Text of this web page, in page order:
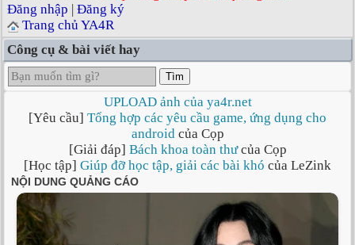
Đăng nhập | Đăng ký
Trang chủ YA4R
Công cụ & bài viết hay
Tìm
UPLOAD ảnh của ya4r.net
[Yêu cầu] Tổng hợp các yêu cầu game, ứng dụng cho
androidcủa Cọp
[Giải đáp] Bách khoa toàn thưcủa Cọp
[Học tập] Giúp đỡ học tập, giải các bài khó của LeZink